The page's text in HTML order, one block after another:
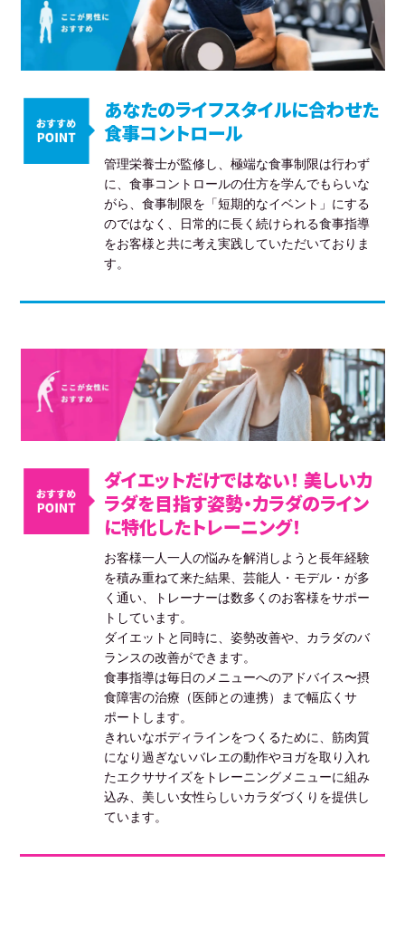
あなたのライフスタイルに合わせた
食事コントロール
管理栄養士が監修し、極端な食事制限は行わず
に、食事コントロールの仕方を学んでもらいな
がら、食事制限を「短期的なイベント」にする
のではなく、日常的に長く続けられる食事指導
をお客様と共に考え実践していただいておりま
す。
ダイエットだけではない！ 美しいカ
ラダを目指す姿勢・カラダのライン
に特化したトレーニング！
お客様一人一人の悩みを解消しようと長年経験
を積み重ねて来た結果、芸能人・モデル・が多
く通い、トレーナーは数多くのお客様をサポー
トしています。
ダイエットと同時に、姿勢改善や、カラダのバ
ランスの改善ができます。
食事指導は毎日のメニューへのアドバイス〜摂
食障害の治療（医師との連携）まで幅広くサ
ポートします。
きれいなボディラインをつくるために、筋肉質
になり過ぎないバレエの動作やヨガを取り入れ
たエクササイズをトレーニングメニューに組み
込み、美しい女性らしいカラダづくりを提供し
ています。